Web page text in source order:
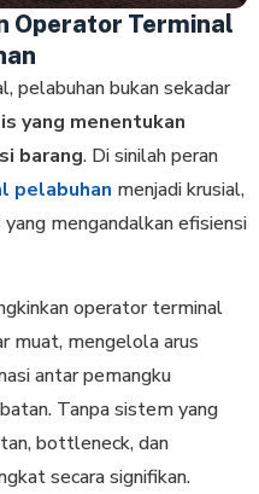
Operator Terminal
pelabuhan bukan sekadar
yang menentukan
barang. Di sinilah peran
pelabuhan menjadi krusial,
mengandalkan efisiensi
operator terminal
muat, mengelola arus
antar pemangku
Tanpa sistem yang
bottleneck, dan
secara signifikan.